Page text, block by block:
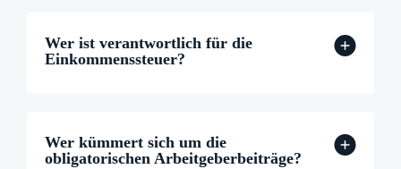
Wer ist verantwortlich für die
Einkommenssteuer?
Wer kümmert sich um die
obligatorischen Arbeitgeberbeiträge?